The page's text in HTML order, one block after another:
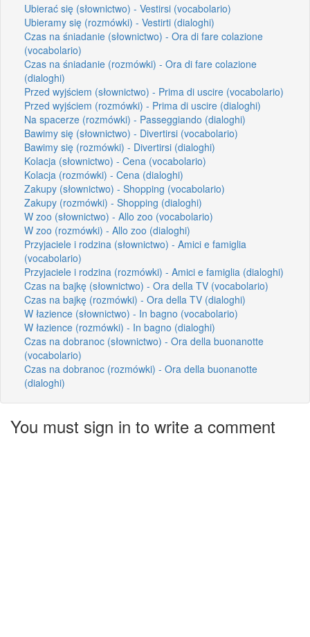
Ubierać się (słownictwo) - Vestirsi (vocabolario)
Ubieramy się (rozmówki) - Vestirti (dialoghi)
Czas na śniadanie (słownictwo) - Ora di fare colazione
(vocabolario)
Czas na śniadanie (rozmówki) - Ora di fare colazione
(dialoghi)
Przed wyjściem (słownictwo) - Prima di uscire (vocabolario)
Przed wyjściem (rozmówki) - Prima di uscire (dialoghi)
Na spacerze (rozmówki) - Passeggiando (dialoghi)
Bawimy się (słownictwo) - Divertirsi (vocabolario)
Bawimy się (rozmówki) - Divertirsi (dialoghi)
Kolacja (słownictwo) - Cena (vocabolario)
Kolacja (rozmówki) - Cena (dialoghi)
Zakupy (słownictwo) - Shopping (vocabolario)
Zakupy (rozmówki) - Shopping (dialoghi)
W zoo (słownictwo) - Allo zoo (vocabolario)
W zoo (rozmówki) - Allo zoo (dialoghi)
Przyjaciele i rodzina (słownictwo) - Amici e famiglia
(vocabolario)
Przyjaciele i rodzina (rozmówki) - Amici e famiglia (dialoghi)
Czas na bajkę (słownictwo) - Ora della TV (vocabolario)
Czas na bajkę (rozmówki) - Ora della TV (dialoghi)
W łazience (słownictwo) - In bagno (vocabolario)
W łazience (rozmówki) - In bagno (dialoghi)
Czas na dobranoc (słownictwo) - Ora della buonanotte
(vocabolario)
Czas na dobranoc (rozmówki) - Ora della buonanotte
(dialoghi)
You must sign in to write a comment